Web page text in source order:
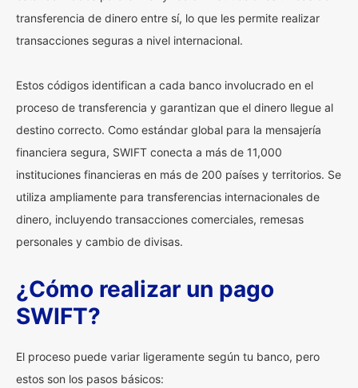
transferencia de dinero entre sí, lo que les permite realizar
transacciones seguras a nivel internacional.
Estos códigos identifican a cada banco involucrado en el
proceso de transferencia y garantizan que el dinero llegue al
destino correcto. Como estándar global para la mensajería
financiera segura, SWIFT conecta a más de 11,000
instituciones financieras en más de 200 países y territorios. Se
utiliza ampliamente para transferencias internacionales de
dinero, incluyendo transacciones comerciales, remesas
personales y cambio de divisas.
¿Cómo realizar un pago
SWIFT?
El proceso puede variar ligeramente según tu banco, pero
estos son los pasos básicos: